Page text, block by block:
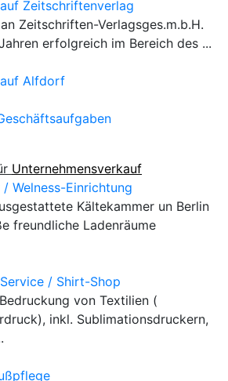
Zeitschriftenverlag
Zeitschriften-Verlagsges.m.b.H.
erfolgreich im Bereich des ...
Alfdorf
Unternehmensverkauf
Welness-Einrichtung
Kältekammer un Berlin
freundliche Ladenräume
/ Shirt-Shop
von Textilien (
inkl. Sublimationsdruckern,